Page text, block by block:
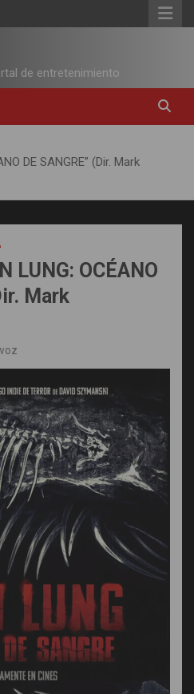
de entretenimiento
DE SANGRE” (Dir. Mark
LUNG: OCÉANO
Mark